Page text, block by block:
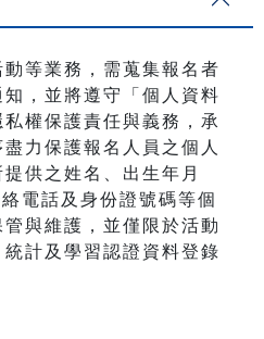
等業務，需蒐集報名者
，並將遵守「個人資料
權保護責任與義務，承
力保護報名人員之個人
供之姓名、出生年月
電話及身份證號碼等個
與維護，並僅限於活動
計及學習認證資料登錄